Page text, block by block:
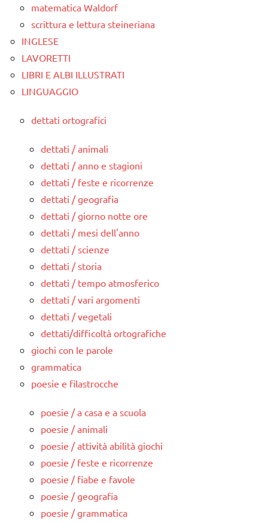
matematica Waldorf
scrittura e lettura steineriana
INGLESE
LAVORETTI
LIBRI E ALBI ILLUSTRATI
LINGUAGGIO
dettati ortografici
dettati / animali
dettati / anno e stagioni
dettati / feste e ricorrenze
dettati / geografia
dettati / giorno notte ore
dettati / mesi dell'anno
dettati / scienze
dettati / storia
dettati / tempo atmosferico
dettati / vari argomenti
dettati / vegetali
dettati/difficoltà ortografiche
giochi con le parole
grammatica
poesie e filastrocche
poesie / a casa e a scuola
poesie / animali
poesie / attività abilità giochi
poesie / feste e ricorrenze
poesie / fiabe e favole
poesie / geografia
poesie / grammatica